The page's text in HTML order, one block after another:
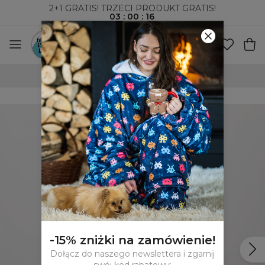
2+1 GRATIS! TRZECI PRODUKT GRATIS!
03 : 00 : 15
100-DNIOWE PRAWO ZWROTU
-15% zniżki na zamówienie!
Dołącz do naszego newslettera i zgarnij